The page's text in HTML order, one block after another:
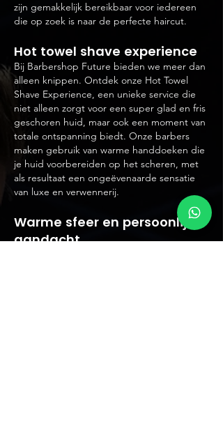
zijn gemakkelijk bereikbaar voor iedereen
die op zoek is naar de perfecte haircut.
Hot towel shave experience
Bij Barbershop Future bieden we meer dan
alleen knippen. Ontdek onze Hot Towel
Shave Experience, een unieke service die
niet alleen zorgt voor een super glad en fris
geschoren huid, maar ook een moment van
totale ontspanning biedt. Onze barbers
maken gebruik van warme handdoeken die
je huid voorbereiden op het scheren, met
als resultaat een ongeëvenaarde sensatie
van luxe en verwennerij.
Warme sfeer en persoonlijke
aandacht